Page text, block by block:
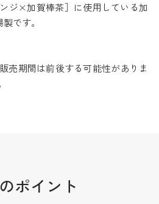
ジ×加賀棒茶］に使用している加
です。
売期間は前後する可能性がありま
ポイント